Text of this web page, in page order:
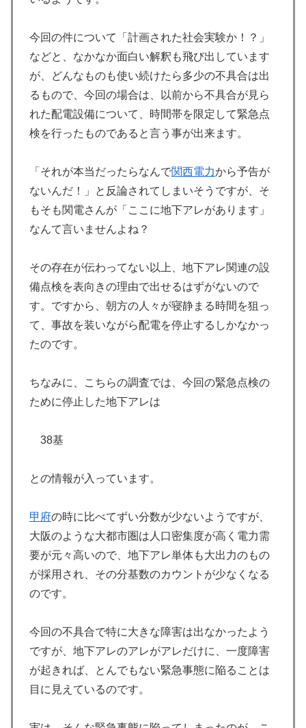
今回の件について「計画された社会実験か！？」
などと、なかなか面白い解釈も飛び出しています
が、どんなものも使い続けたら多少の不具合は出
るもので、今回の場合は、以前から不具合が見ら
れた配電設備について、時間帯を限定して緊急点
検を行ったものであると言う事が出来ます。
「それが本当だったらなんで関西電力から予告が
ないんだ！」と反論されてしまいそうですが、そ
もそも関電さんが「ここに地下アレがあります」
なんて言いませんよね？
その存在が伝わってない以上、地下アレ関連の設
備点検を表向きの理由で出せるはずがないので
す。ですから、朝方の人々が寝静まる時間を狙っ
て、事故を装いながら配電を停止するしかなかっ
たのです。
ちなみに、こちらの調査では、今回の緊急点検の
ために停止した地下アレは
38基
との情報が入っています。
甲府の時に比べてずい分数が少ないようですが、
大阪のような大都市圏は人口密集度が高く電力需
要が元々高いので、地下アレ単体も大出力のもの
が採用され、その分基数のカウントが少なくなる
のです。
今回の不具合で特に大きな障害は出なかったよう
ですが、地下アレのアレがアレだけに、一度障害
が起きれば、とんでもない緊急事態に陥ることは
目に見えているのです。